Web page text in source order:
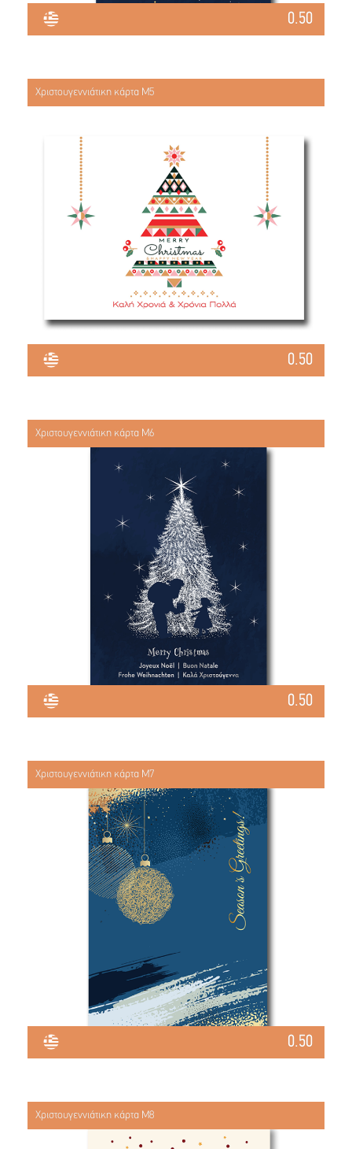
0.50
Χριστουγεννιάτικη κάρτα Μ5
0.50
Χριστουγεννιάτικη κάρτα Μ6
0.50
Χριστουγεννιάτικη κάρτα Μ7
0.50
Χριστουγεννιάτικη κάρτα Μ8